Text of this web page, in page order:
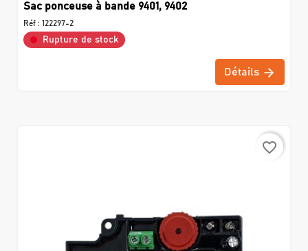
Sac ponceuse à bande 9401, 9402
Réf : 122297-2
Rupture de stock
Détails
favorite_border